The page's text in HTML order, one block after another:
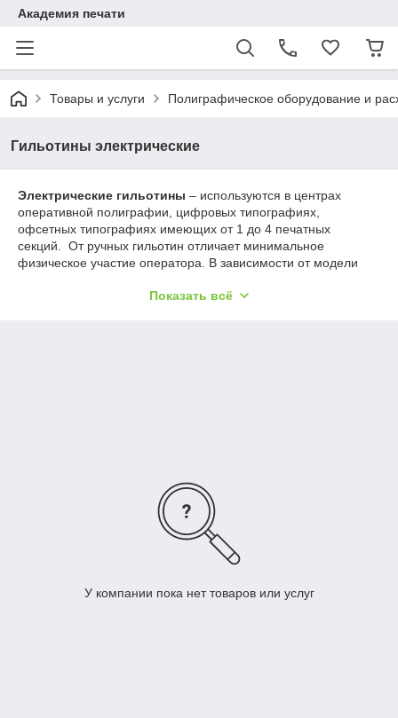
Академия печати
Товары и услуги Полиграфическое оборудование и
Гильотины электрические
Электрические гильотины – используются в центрах
оперативной полиграфии, цифровых типографиях,
офсетных типографиях имеющих от 1 до 4 печатных
секций. От ручных гильотин отличает минимальное
физическое участие оператора. В зависимости от модели
бумаги у самых простых гильотин ручной, у более дорогих
столом, для удобства работы с бумагой. Для безопасности
операторов на всех ручных гильотинах используют принцип
занятости обеих рук. Некоторые гильотины имеют защитный
экран либо оснащаются инфракрасным барьером.
Показать всё
У компании пока нет товаров или услуг